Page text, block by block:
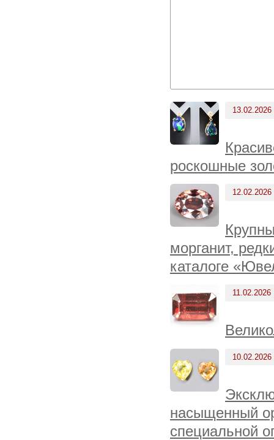
13.02.2026
роскошные
12.02.2026
морганит,
каталоге
11.02.2026
10.02.2026
насыщенный
специальной